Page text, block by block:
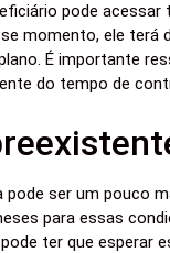
pode
momento, ele
É importante
do tempo de
ser um pouco
para essas
ter que